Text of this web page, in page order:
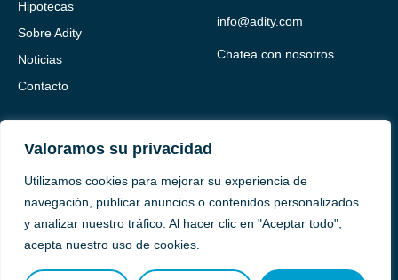
Valoramos su privacidad
Utilizamos cookies para mejorar su experiencia de
navegación, publicar anuncios o contenidos personalizados
y analizar nuestro tráfico. Al hacer clic en "Aceptar todo",
acepta nuestro uso de cookies.
Hipotecas
Sobre Adity
Noticias
Contacto
info@adity.com
Chatea con nosotros
Adity Seguros – Mapa del Sitio –